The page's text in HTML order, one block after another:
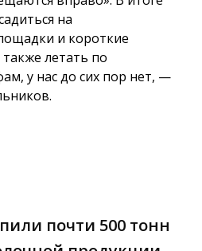
на
и короткие
летать по
у нас до сих пор нет, —
почти 500 тонн